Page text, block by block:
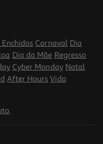
160g
Carnaval Dia
Dia da Mãe Regresso
Cyber Monday Natal
After Hours Vida
.